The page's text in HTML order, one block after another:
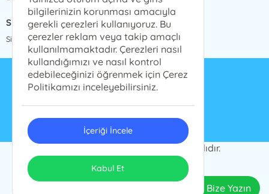
SİPARİŞ TAKİP
Sipariş Takip
info@presstij.com.tr
0262 606 06 59
PRESSTİJ © 2024 Tüm Hakları Saklıdır.
Tasarım & Uygulama
Bize Yazın
bilgilerinizin korunması amacıyla
gerekli çerezleri kullanıyoruz. Bu
çerezler reklam veya takip amaçlı
kullanılmamaktadır. Çerezleri nasıl
kullandığımızı ve nasıl kontrol
edebileceğinizi öğrenmek için Çerez
Politikamızı inceleyebilirsiniz.
İçeriği İncele
Kabul Et